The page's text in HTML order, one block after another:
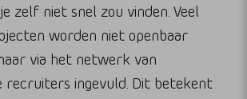
zelf niet snel zou vinden. Veel
worden niet openbaar
via het netwerk van
recruiters ingevuld. Dit betekent